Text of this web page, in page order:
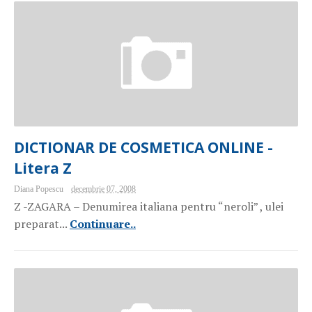
DICTIONAR DE COSMETICA ONLINE -
Litera Z
Diana Popescu decembrie 07, 2008
Z -ZAGARA – Denumirea italiana pentru “neroli” , ulei
preparat... Continuare..